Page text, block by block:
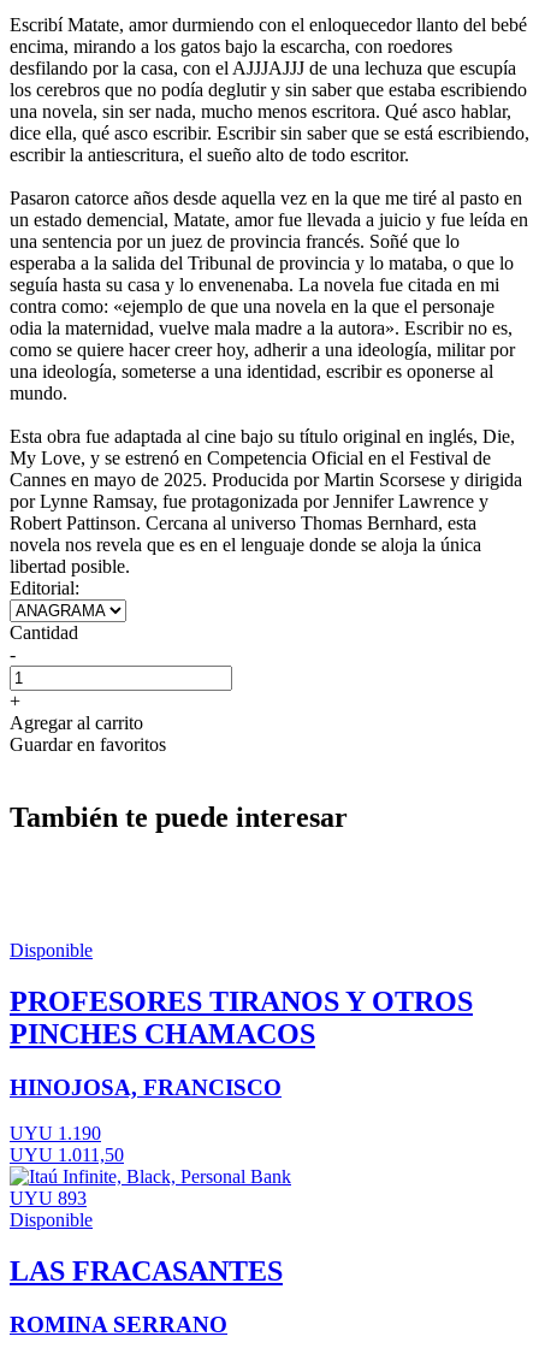
Escribí Matate, amor durmiendo con el enloquecedor llanto del bebé
encima, mirando a los gatos bajo la escarcha, con roedores
desfilando por la casa, con el AJJJAJJJ de una lechuza que escupía
los cerebros que no podía deglutir y sin saber que estaba escribiendo
una novela, sin ser nada, mucho menos escritora. Qué asco hablar,
dice ella, qué asco escribir. Escribir sin saber que se está escribiendo,
escribir la antiescritura, el sueño alto de todo escritor.
Pasaron catorce años desde aquella vez en la que me tiré al pasto en
un estado demencial, Matate, amor fue llevada a juicio y fue leída en
una sentencia por un juez de provincia francés. Soñé que lo
esperaba a la salida del Tribunal de provincia y lo mataba, o que lo
seguía hasta su casa y lo envenenaba. La novela fue citada en mi
contra como: «ejemplo de que una novela en la que el personaje
odia la maternidad, vuelve mala madre a la autora». Escribir no es,
como se quiere hacer creer hoy, adherir a una ideología, militar por
una ideología, someterse a una identidad, escribir es oponerse al
mundo.
Esta obra fue adaptada al cine bajo su título original en inglés, Die,
My Love, y se estrenó en Competencia Oficial en el Festival de
Cannes en mayo de 2025. Producida por Martin Scorsese y dirigida
por Lynne Ramsay, fue protagonizada por Jennifer Lawrence y
Robert Pattinson. Cercana al universo Thomas Bernhard, esta
novela nos revela que es en el lenguaje donde se aloja la única
libertad posible.
Editorial:
Cantidad
-
+
Agregar al carrito
Guardar en favoritos
También te puede interesar
Disponible
PROFESORES TIRANOS Y OTROS
PINCHES CHAMACOS
HINOJOSA, FRANCISCO
UYU 1.190
UYU 1.011,50
UYU 893
Disponible
LAS FRACASANTES
ROMINA SERRANO